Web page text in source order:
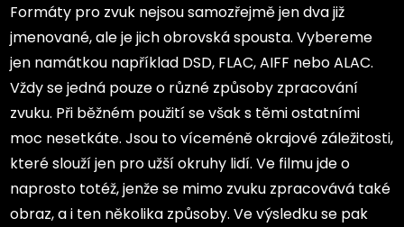
Formáty pro zvuk nejsou samozřejmě jen dva již
jmenované, ale je jich obrovská spousta. Vybereme
jen namátkou například DSD, FLAC, AIFF nebo ALAC.
Vždy se jedná pouze o různé způsoby zpracování
zvuku. Při běžném použití se však s těmi ostatními
moc nesetkáte. Jsou to víceméně okrajové záležitosti,
které slouží jen pro užší okruhy lidí. Ve filmu jde o
naprosto totéž, jenže se mimo zvuku zpracovává také
obraz, a i ten několika způsoby. Ve výsledku se pak